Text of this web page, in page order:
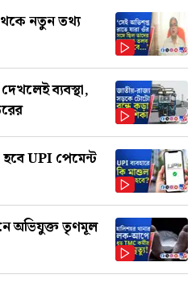
নতুন তথ্য
ব্যবস্থা,
হবে UPI পেমেন্ট
অভিযুক্ত তৃণমূল